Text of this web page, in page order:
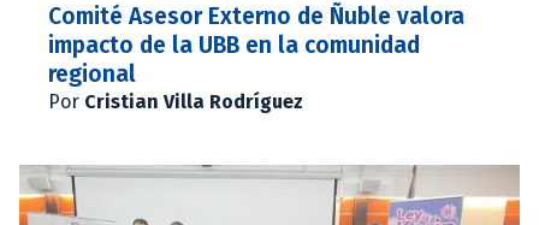
Comité Asesor Externo de Ñuble valora
impacto de la UBB en la comunidad
regional
Por Cristian Villa Rodríguez